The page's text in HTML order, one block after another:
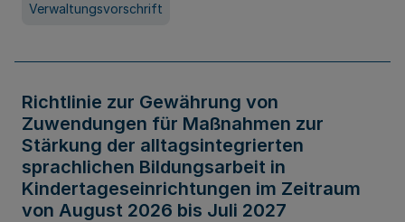
Verwaltungsvorschrift
Richtlinie zur Gewährung von
Zuwendungen für Maßnahmen zur
Stärkung der alltagsintegrierten
sprachlichen Bildungsarbeit in
Kindertageseinrichtungen im Zeitraum
von August 2026 bis Juli 2027